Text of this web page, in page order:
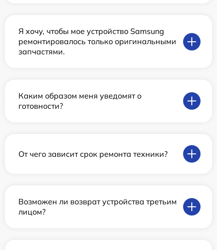
Я хочу, чтобы мое устройство Samsung
ремонтировалось только оригинальными
запчастями.
Каким образом меня уведомят о
готовности?
От чего зависит срок ремонта техники?
Возможен ли возврат устройства третьим
лицом?